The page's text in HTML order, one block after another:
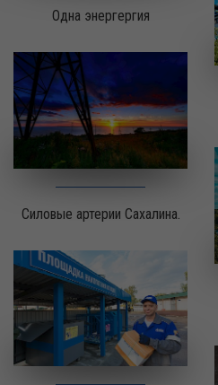
Одна энергергия
Силовые артерии Сахалина.